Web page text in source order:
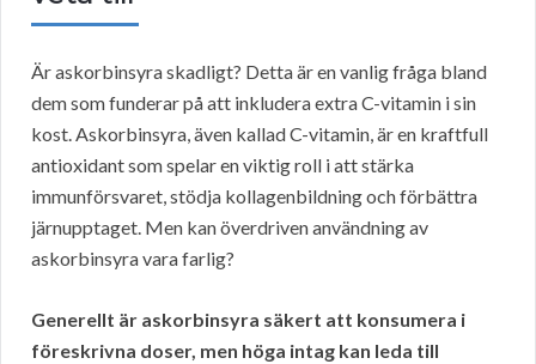
Är askorbinsyra skadligt? Detta är en vanlig fråga bland
dem som funderar på att inkludera extra C-vitamin i sin
kost. Askorbinsyra, även kallad C-vitamin, är en kraftfull
antioxidant som spelar en viktig roll i att stärka
immunförsvaret, stödja kollagenbildning och förbättra
järnupptaget. Men kan överdriven användning av
askorbinsyra vara farlig?
Generellt är askorbinsyra säkert att konsumera i
föreskrivna doser, men höga intag kan leda till